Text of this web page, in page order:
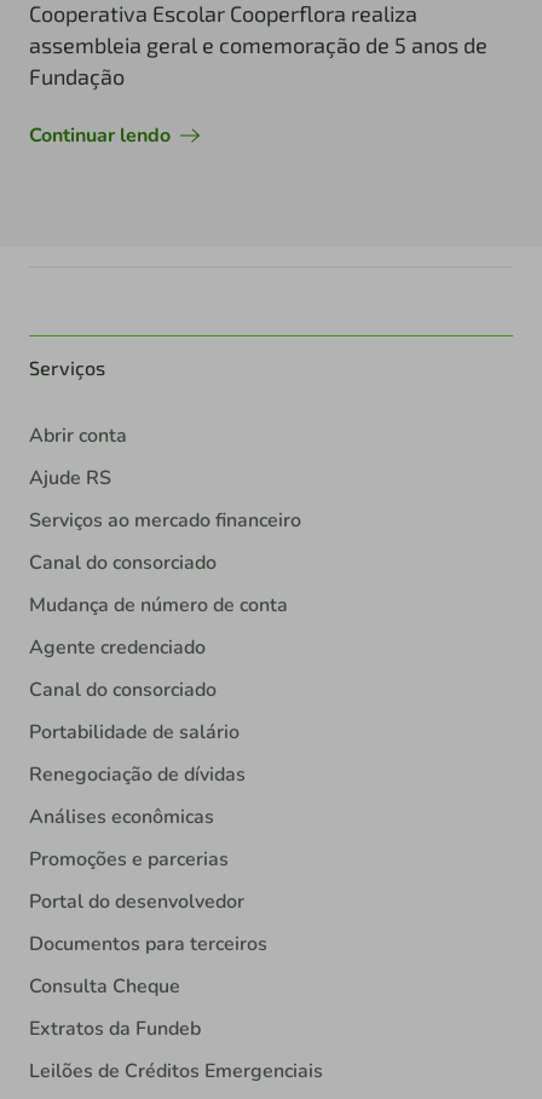
Cooperativa Escolar Cooperflora realiza
assembleia geral e comemoração de 5 anos de
Fundação
Continuar lendo
Serviços
Abrir conta
Ajude RS
Serviços ao mercado financeiro
Canal do consorciado
Mudança de número de conta
Agente credenciado
Canal do consorciado
Portabilidade de salário
Renegociação de dívidas
Análises econômicas
Promoções e parcerias
Portal do desenvolvedor
Documentos para terceiros
Consulta Cheque
Extratos da Fundeb
Leilões de Créditos Emergenciais